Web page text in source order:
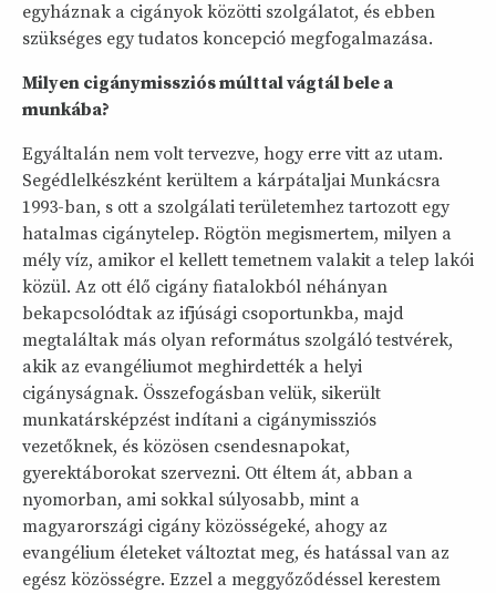
egyháznak a cigányok közötti szolgálatot, és ebben
szükséges egy tudatos koncepció megfogalmazása.
Milyen cigánymissziós múlttal vágtál bele a
munkába?
Egyáltalán nem volt tervezve, hogy erre vitt az utam.
Segédlelkészként kerültem a kárpátaljai Munkácsra
1993-ban, s ott a szolgálati területemhez tartozott egy
hatalmas cigánytelep. Rögtön megismertem, milyen a
mély víz, amikor el kellett temetnem valakit a telep lakói
közül. Az ott élő cigány fiatalokból néhányan
bekapcsolódtak az ifjúsági csoportunkba, majd
megtaláltak más olyan református szolgáló testvérek,
akik az evangéliumot meghirdették a helyi
cigányságnak. Összefogásban velük, sikerült
munkatársképzést indítani a cigánymissziós
vezetőknek, és közösen csendesnapokat,
gyerektáborokat szervezni. Ott éltem át, abban a
nyomorban, ami sokkal súlyosabb, mint a
magyarországi cigány közösségeké, ahogy az
evangélium életeket változtat meg, és hatással van az
egész közösségre. Ezzel a meggyőződéssel kerestem